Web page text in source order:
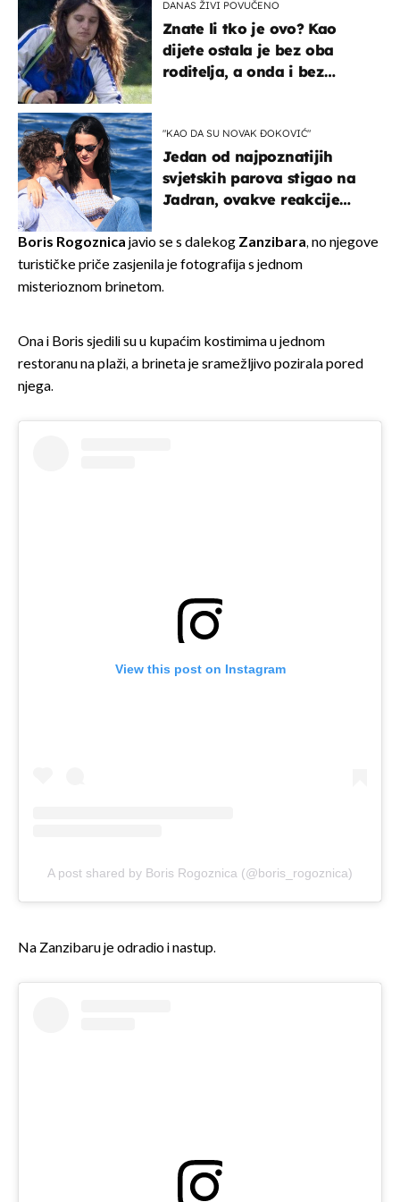
DANAS ŽIVI POVUČENO
Znate li tko je ovo? Kao
dijete ostala je bez oba
roditelja, a onda i bez
"KAO DA SU NOVAK ĐOKOVIĆ"
Jedan od najpoznatijih
svjetskih parova stigao na
Jadran, ovakve reakcije
Boris Rogoznica javio se s dalekog Zanzibara, no njegove
turističke priče zasjenila je fotografija s jednom
misterioznom brinetom.
Ona i Boris sjedili su u kupaćim kostimima u jednom
restoranu na plaži, a brineta je sramežljivo pozirala pored
njega.
View this post on Instagram
A post shared by Boris Rogoznica (@boris_rogoznica)
Na Zanzibaru je odradio i nastup.